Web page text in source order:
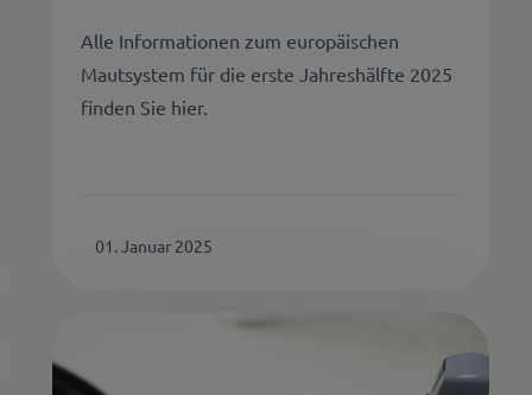
Alle Informationen zum europäischen
Mautsystem für die erste Jahreshälfte 2025
finden Sie hier.
01. Januar 2025